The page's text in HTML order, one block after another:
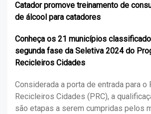
Catador promove treinamento de
de álcool para catadores
Conheça os 21 municípios
segunda fase da Seletiva 2024 do
Recicleiros Cidades
Considerada a porta de entrada para o
Recicleiros Cidades (PRC), a
são etapas a serem cumpridas pelos